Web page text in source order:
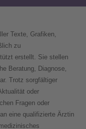
Texte, Grafiken,
zu
erstellt. Sie stellen
Beratung, Diagnose,
Trotz sorgfältiger
oder
Fragen oder
eine qualifizierte Ärztin